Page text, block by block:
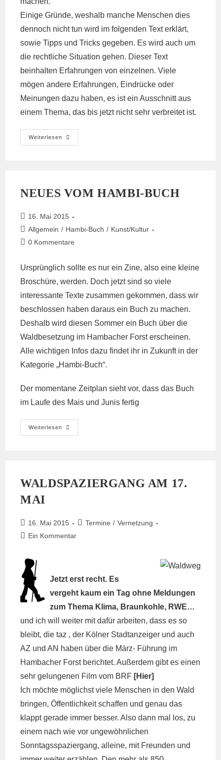
Einige Gründe, weshalb manche Menschen dies
dennoch nicht tun wird im folgenden Text erklärt,
sowie Tipps und Tricks gegeben. Es wird auch um
die rechtliche Situation gehen. Dieser Text
beinhalten Erfahrungen von einzelnen. Viele
mögen andere Erfahrungen, Eindrücke oder
Meinungen dazu haben, es ist ein Ausschnitt aus
einem Thema, das bis jetzt nicht sehr verbreitet ist.
Weiterlesen
Warum
Mitspielen?
NEUES VOM HAMBI-BUCH
Beitrag
veröffentlicht:
16. Mai 2015
Beitrags-
Kategorie:
Allgemein / Hambi-Buch / Kunst/Kultur
Beitrags-
0 Kommentare
Ursprünglich sollte es nur ein Zine, also eine kleine
Broschüre, werden. Doch jetzt sind so viele
interessante Texte zusammen gekommen, dass wir
beschlossen haben daraus ein Buch zu machen.
Deshalb wird diesen Sommer ein Buch über die
Waldbesetzung im Hambacher Forst erscheinen.
Alle wichtigen Infos dazu findet ihr in Zukunft in der
Kategorie„Hambi-Buch“.
Der momentane Zeitplan sieht vor, dass das Buch
im Laufe des Mais und Junis fertig
Weiterlesen
Neues
Vom
WALDSPAZIERGANG AM 17.
MAI
Beitrag
veröffentlicht:
16. Mai 2015
Beitrags-
Termine / Vernetzung
Beitrags-
Ein Kommentar
Jetzt erst recht. Es
vergeht kaum ein Tag ohne Meldungen
zum Thema Klima, Braunkohle, RWE…
und ich will weiter mit dafür arbeiten, dass es so
bleibt, die taz , der Kölner Stadtanzeiger und auch
AZ und AN haben über die März- Führung im
Hambacher Forst berichtet. Außerdem gibt es einen
sehr gelungenen Film vom BRF [Hier]
Ich möchte möglichst viele Menschen in den Wald
bringen, Öffentlichkeit schaffen und genau das
klappt gerade immer besser. Also dann mal los, zu
einem nach wie vor ungewöhnlichen
Sonntagsspaziergang, alleine, mit Freunden und